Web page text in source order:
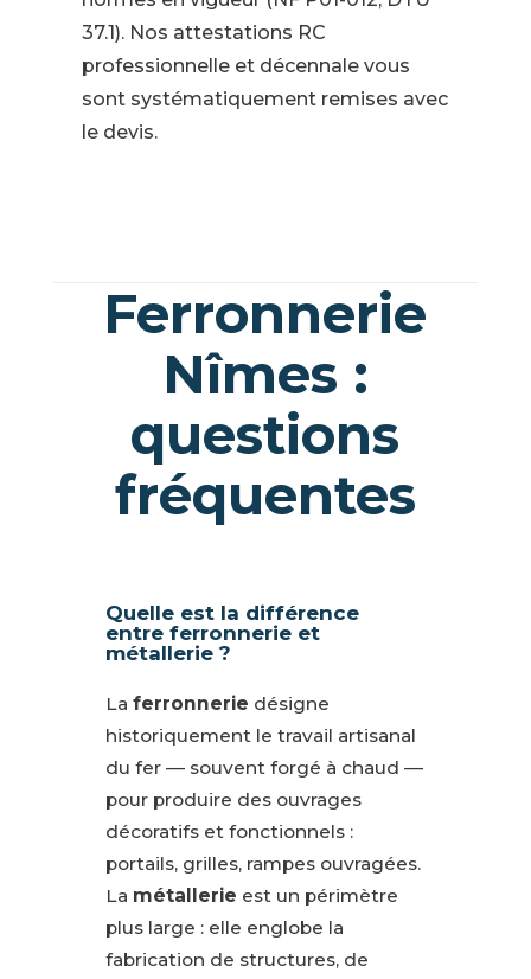
37.1). Nos attestations RC
professionnelle et décennale vous
sont systématiquement remises avec
le devis.
Ferronnerie
Nîmes :
questions
fréquentes
Quelle est la différence
entre ferronnerie et
métallerie ?
La ferronnerie désigne
historiquement le travail artisanal
du fer — souvent forgé à chaud —
pour produire des ouvrages
décoratifs et fonctionnels :
portails, grilles, rampes ouvragées.
La métallerie est un périmètre
plus large : elle englobe la
fabrication de structures, de